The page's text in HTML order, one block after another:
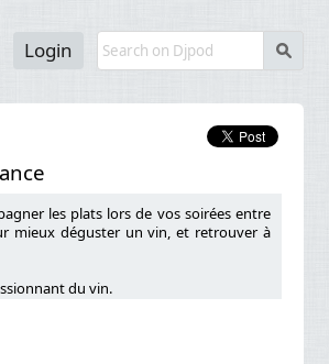
s
Login
les plats lors de vos soirées entre
mieux déguster un vin, et retrouver à
du vin.